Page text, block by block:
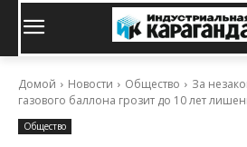
Домой Новости Общество
За
газового баллона грозит до 10 лет
Общество